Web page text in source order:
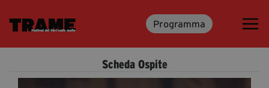
Programma
Trame.15
Scheda Ospite